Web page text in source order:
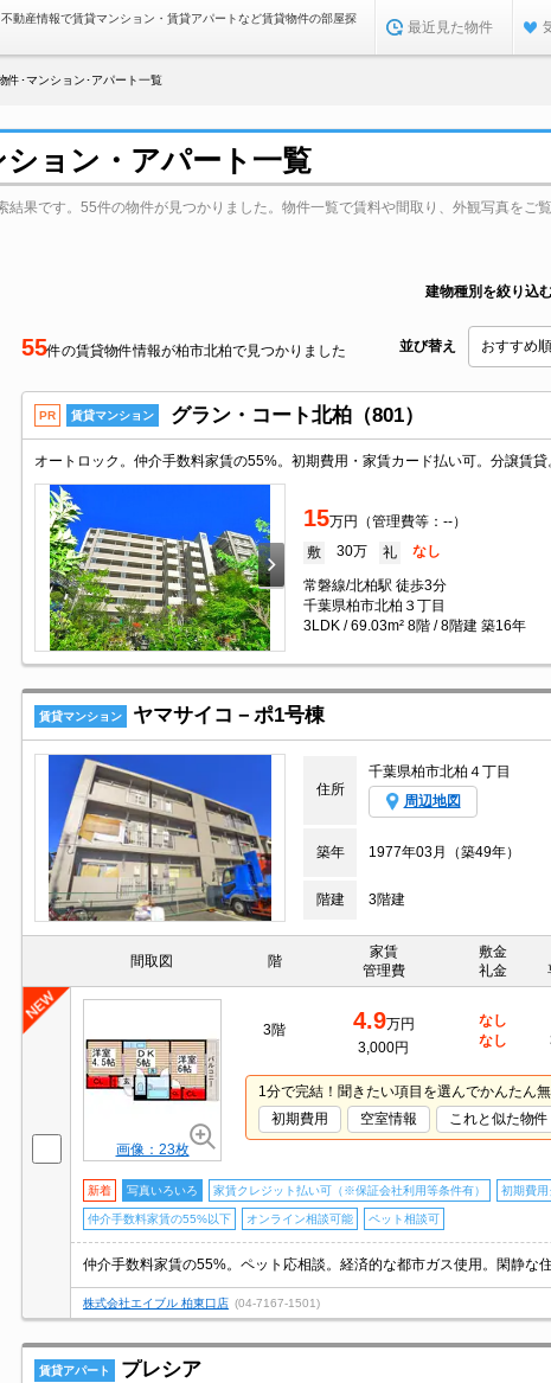
動産情報で賃貸マンション・賃貸アパートなど賃貸物件の部屋探
最近見た物件
件･マンション･アパート一覧
ョン・アパート一覧
果です。55件の物件が見つかりました。物件一覧で賃料や間取り、外観写真をご覧
建物種別を絞り込
55件の賃貸物件情報が柏市北柏で見つかりました 並び替え
PR 賃貸マンション グラン・コート北柏（801）
15万円（管理費等：--）
敷 30万 礼 なし
常磐線/北柏駅 徒歩3分
千葉県柏市北柏３丁目
3LDK / 69.03m² 8階 / 8階建 築16年
賃貸マンション ヤマサイコ－ポ1号棟
住所
千葉県柏市北柏４丁目
周辺地図
築年
1977年03月（築49年）
階建 3階建
間取図 階
家賃
管理費
敷金
礼金
画像：23枚
3階 4.9万円
3,000円
なし
なし
1分で完結！聞きたい項目を選んでかんたん無
初期費用
空室情報 これと似た物件
新着 写真いろいろ 家賃クレジット払い可（※保証会社利用等条件有） 初期費用
仲介手数料家賃の55%以下 オンライン相談可能 ペット相談可
株式会社エイブル 柏東口店 (04-7167-1501)
賃貸アパート プレシア